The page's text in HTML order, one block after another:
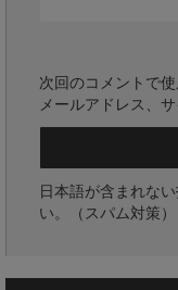
次回のコメントで
メールアドレス、
日本語が含まれな
い。（スパム対策）